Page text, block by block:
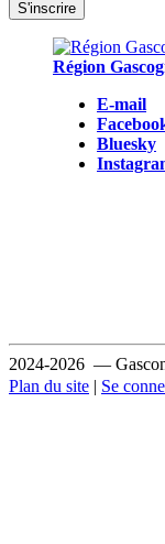
Région
E-mail
Bluesky
2024-2026 —
Plan du site | Se